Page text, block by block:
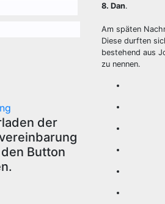
der
Button
8. Dan.
Am späten
Diese durften
bestehend aus
zu nennen.